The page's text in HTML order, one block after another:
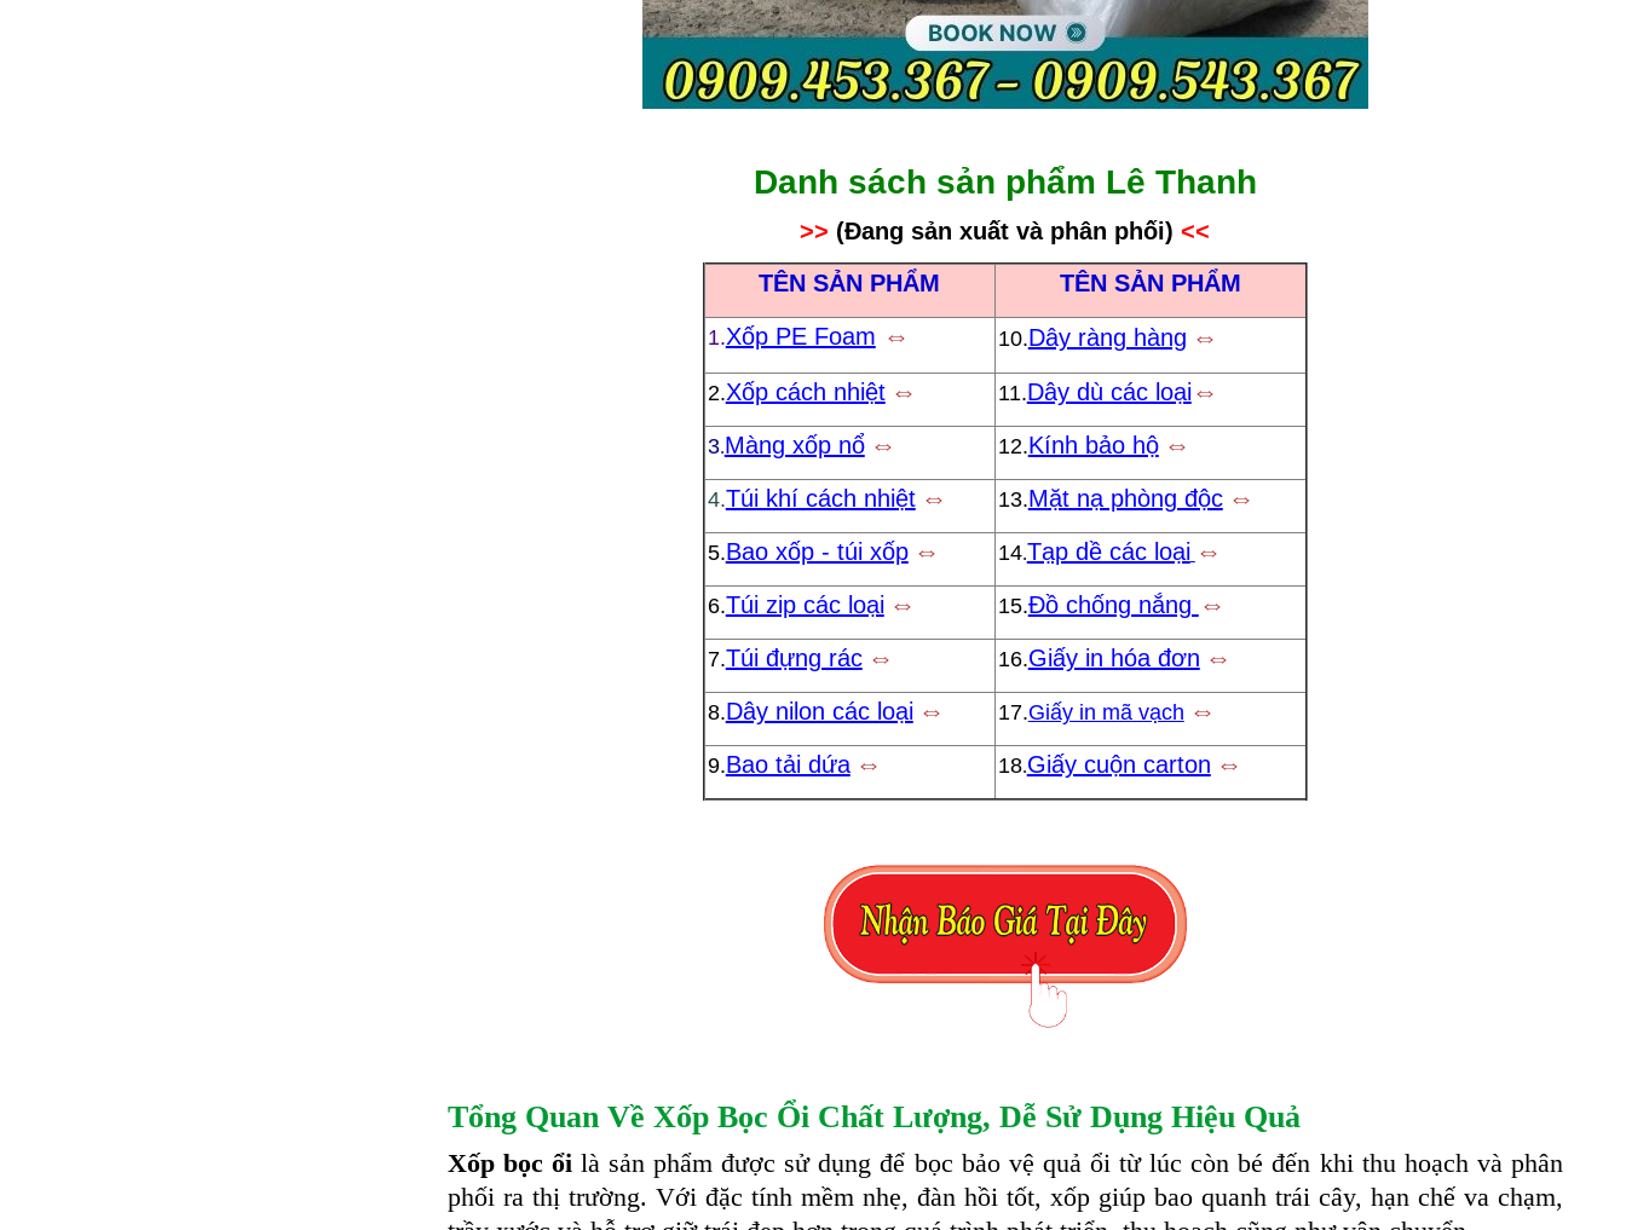
Danh sách sản phẩm Lê Thanh
>> (Đang sản xuất và phân phối)<<
TÊN SẢN PHẨM
TÊN SẢN PHẨM
1.Xốp PE Foam ⇔ 10.Dây ràng hàng ⇔
2.Xốp cách nhiệt ⇔ 11.Dây dù các loại⇔
3.Màng xốp nổ ⇔ 12.Kính bảo hộ ⇔
4.Túi khí cách nhiệt ⇔ 13.Mặt nạ phòng độc ⇔
5.Bao xốp - túi xốp ⇔ 14.Tạp dề các loại ⇔
6.Túi zip các loại ⇔ 15.Đồ chống nắng ⇔
7.Túi đựng rác ⇔ 16.Giấy in hóa đơn ⇔
8.Dây nilon các loại ⇔ 17.Giấy in mã vạch ⇔
9.Bao tải dứa ⇔ 18.Giấy cuộn carton ⇔
Tổng Quan Về Xốp Bọc Ổi Chất Lượng, Dễ Sử Dụng Hiệu Quả
Xốp bọc ổi là sản phẩm được sử dụng để bọc bảo vệ quả ổi từ lúc còn bé đến khi thu hoạch và phân
phối ra thị trường. Với đặc tính mềm nhẹ, đàn hồi tốt, xốp giúp bao quanh trái cây, hạn chế va chạm,